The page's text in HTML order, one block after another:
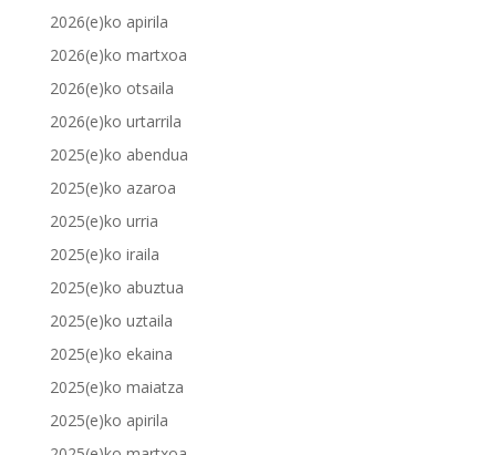
2026(e)ko apirila
2026(e)ko martxoa
2026(e)ko otsaila
2026(e)ko urtarrila
2025(e)ko abendua
2025(e)ko azaroa
2025(e)ko urria
2025(e)ko iraila
2025(e)ko abuztua
2025(e)ko uztaila
2025(e)ko ekaina
2025(e)ko maiatza
2025(e)ko apirila